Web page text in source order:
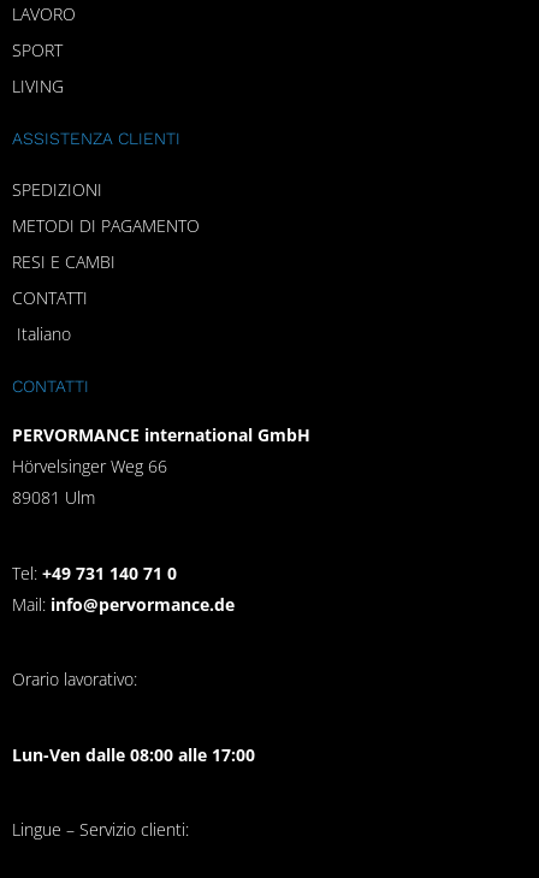
LAVORO
SPORT
LIVING
ASSISTENZA CLIENTI
SPEDIZIONI
METODI DI PAGAMENTO
RESI E CAMBI
CONTATTI
Italiano
CONTATTI
PERVORMANCE international GmbH
Hörvelsinger Weg 66
89081 Ulm
Tel: +49 731 140 71 0
Mail: info@pervormance.de
Orario lavorativo:
Lun-Ven dalle 08:00 alle 17:00
Lingue – Servizio clienti: